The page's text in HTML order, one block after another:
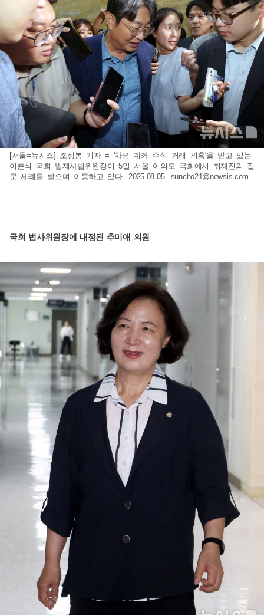
[서울=뉴시스] 조성봉 기자 = '차명 계좌 주식 거래 의혹'을 받고 있는
이춘석 국회 법제사법위원장이 5일 서울 여의도 국회에서 취재진의 질
문 세례를 받으며 이동하고 있다. 2025.08.05. suncho21@newsis.com
국회 법사위원장에 내정된 추미애 의원